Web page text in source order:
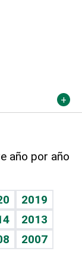
año por año
2019
2013
2007